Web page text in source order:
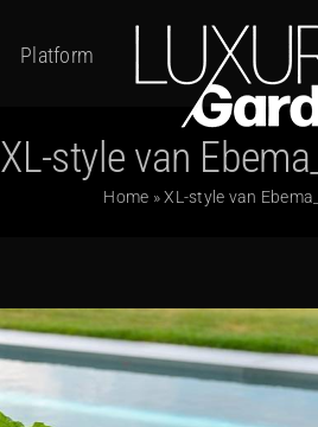
Platform
XL-style van
Home »XL-style van